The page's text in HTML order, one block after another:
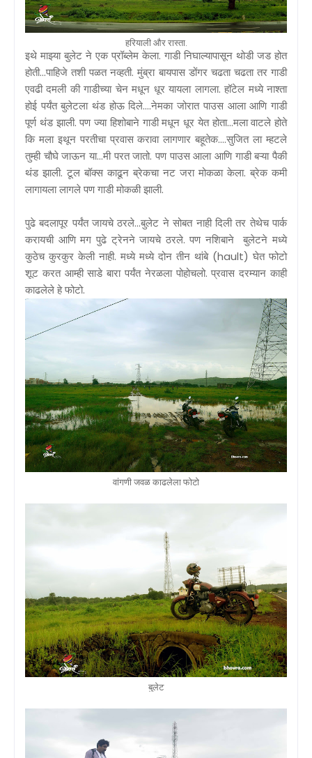
हरियाली और रास्ता.
इथे माझ्या बुलेट ने एक प्रॉब्लेम केला. गाडी निघाल्यापासून थोडी जड होत
होती...पाहिजे तशी पळत नव्हती. मुंब्रा बायपास डोंगर चढता चढता तर गाडी
एवढी दमली की गाडीच्या चेन मधून धूर यायला लागला. हॉटेल मध्ये नाश्ता
होई पर्यंत बुलेटला थंड होऊ दिले....नेमका जोरात पाउस आला आणि गाडी
पूर्ण थंड झाली. पण ज्या हिशोबाने गाडी मधून धूर येत होता...मला वाटले होते
कि मला इथून परतीचा प्रवास करावा लागणार बहूतेक....सुजित ला म्हटले
तुम्ही चौघे जाऊन या...मी परत जातो. पण पाउस आला आणि गाडी बऱ्या पैकी
थंड झाली. टूल बॉक्स काढून ब्रेकचा नट जरा मोकळा केला. ब्रेक कमी
लागायला लागले पण गाडी मोकळी झाली.
पुढे बदलापूर पर्यंत जायचे ठरले...बुलेट ने सोबत नाही दिली तर तेथेच पार्क
करायची आणि मग पुढे ट्रेनने जायचे ठरले. पण नशिबाने बुलेटने मध्ये
कुठेच कुरकुर केली नाही. मध्ये मध्ये दोन तीन थांबे (hault) घेत फोटो
शूट करत आम्ही साडे बारा पर्यंत नेरळला पोहोचलो. प्रवास दरम्यान काही
काढलेले हे फोटो.
वांगणी जवळ काढलेला फोटो
बुलेट